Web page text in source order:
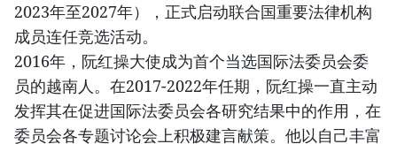
2023年至2027年），正式启动联合国重要法律机构
成员连任竞选活动。
2016年，阮红操大使成为首个当选国际法委员会委
员的越南人。在2017-2022年任期，阮红操一直主动
发挥其在促进国际法委员会各研究结果中的作用，在
委员会各专题讨论会上积极建言献策。他以自己丰富